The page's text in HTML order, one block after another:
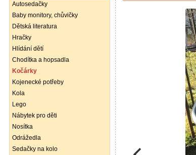
Autosedačky
Baby monitory, chůvičky
Dětská literatura
Hračky
Hlídání dětí
Chodítka a hopsadla
Kočárky
Kojenecké potřeby
Kola
Lego
Nábytek pro děti
Nosítka
Odrážedla
Sedačky na kolo